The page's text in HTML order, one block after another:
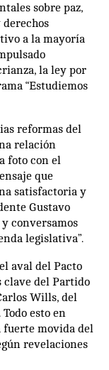
sobre paz,
a la mayoría
la ley por
“Estudiemos
reformas del
relación
foto con el
que
satisfactoria y
Gustavo
conversamos
legislativa”.
aval del Pacto
clave del Partido
Wills, del
esto en
fuerte movida del
revelaciones